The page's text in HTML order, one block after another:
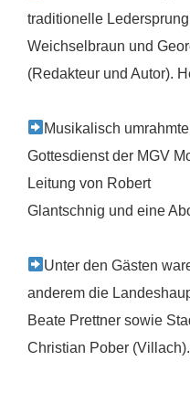
traditionelle
Weichselbraun und
(Redakteur und Autor).
Musikalisch
Gottesdienst der MGV
Leitung von Robert
Glantschnig und eine
Unter den Gästen
anderem die
Beate Prettner sowie
Christian Pober (Villach).